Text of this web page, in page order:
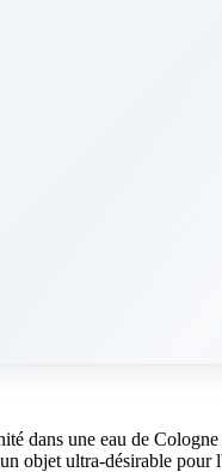
dans une eau de
objet ultra-désirable pour